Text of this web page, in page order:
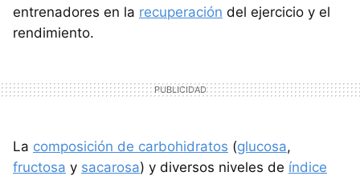
entrenadores en la recuperación del ejercicio y el
rendimiento.
La composición de carbohidratos (glucosa,
fructosa y sacarosa) y diversos niveles de índice